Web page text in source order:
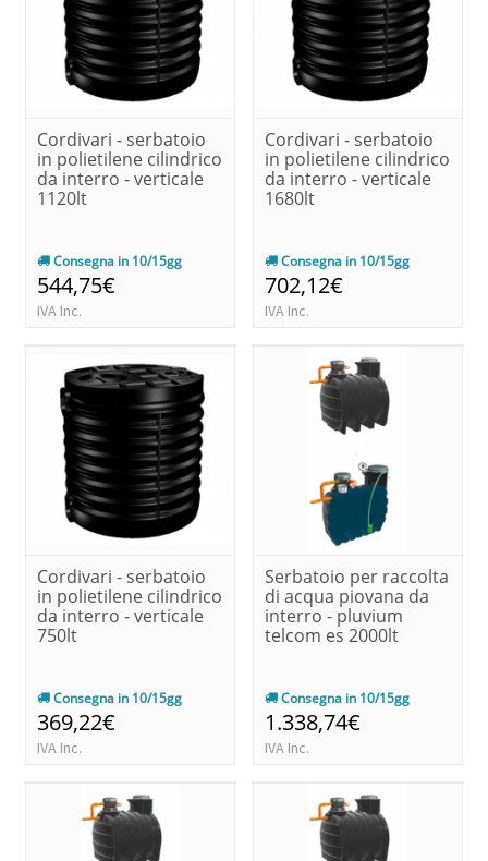
Cordivari - serbatoio
in polietilene cilindrico
da interro - verticale
1120lt
Consegna in 10/15gg
544,75€
IVA Inc.
Cordivari - serbatoio
in polietilene cilindrico
da interro - verticale
1680lt
Consegna in 10/15gg
702,12€
IVA Inc.
Cordivari - serbatoio
in polietilene cilindrico
da interro - verticale
750lt
Consegna in 10/15gg
369,22€
IVA Inc.
Serbatoio per raccolta
di acqua piovana da
interro - pluvium
telcom es 2000lt
Consegna in 10/15gg
1.338,74€
IVA Inc.